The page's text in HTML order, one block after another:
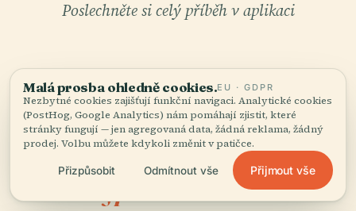
Poslechněte si celý příběh v aplikaci
VÁŠ OSOBNÍ KURÁTOR
Celé Centrum Města,
Malá prosba ohledně cookies.EU · GDPR
Nezbytné cookies zajišťují funkční navigaci. Analytické cookies
(PostHog, Google Analytics) nám pomáhají zjistit, které
stránky fungují — jen agregovaná data, žádná reklama, žádný
prodej. Volbu můžete kdykoli změnit v patičce.
Přizpůsobit Odmítnout vše Přijmout vše